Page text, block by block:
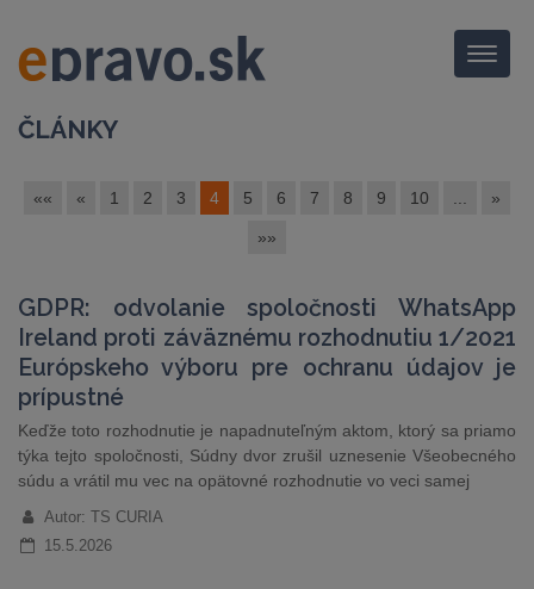
Menu
ČLÁNKY
«« « 1 2 3 4 5 6 7 8 9 10 »
»»
GDPR: odvolanie spoločnosti WhatsApp
Ireland proti záväznému rozhodnutiu 1/2021
Európskeho výboru pre ochranu údajov je
prípustné
Keďže toto rozhodnutie je napadnuteľným aktom, ktorý sa priamo
týka tejto spoločnosti, Súdny dvor zrušil uznesenie Všeobecného
súdu a vrátil mu vec na opätovné rozhodnutie vo veci samej
Autor: TS CURIA
15.5.2026